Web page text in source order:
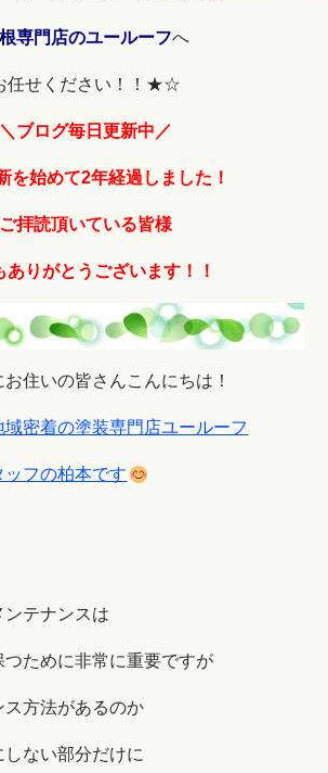
専門店のユールーフへ
任せください！！★☆
＼ブログ毎日更新中／
を始めて2年経過しました！
ご拝読頂いている皆様
ありがとうございます！！
住いの皆さんこんにちは！
密着の塗装専門店ユールーフ
ッフの柏本です
ンテナンスは
ために非常に重要ですが
ス方法があるのか
ない部分だけに